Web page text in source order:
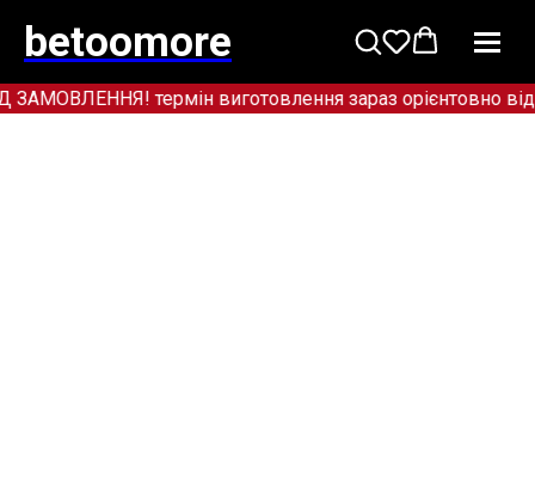
betoomore
термін виготовлення зараз орієнтовно від